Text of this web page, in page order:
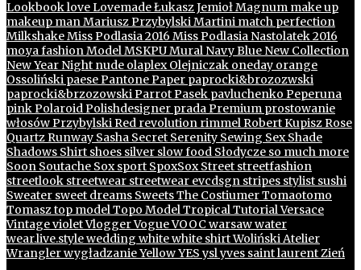
LookbookloveLovemadeŁukasz JemiołMagnum make up
makeup manMariusz PrzybylskiMartini match perfection
MilkshakeMiss Podlasia 2016 Miss Podlasia Nastolatek 2016
mo.ya fashionModelMSKPUMural Navy Blue New Collection
New Year Night nude olaplexOlejniczak oneday orange
Ossoliński paesePantonePaper paprocki&brozozwski
paprocki&brzozowskiParrotPasek pavluchenko Peperuna
pinkPolaroidPolishdesigner pradaPremium prostowanie
włosówPrzybylskiRed revolution rimmelRobert KupiszRose
QuartzRunway Sasha Secret Serenity Sewing SexShade
Shadows Shirt shoes silver slow food Słodycze so much more
Soon Soutache Soxsport SpoxSoxStreet streetfashion
streetlook streetwear streetwear evcdsgn stripes stylist sushi
Sweater sweet dreams SweetsThe CostiumerTomaotomo
Tomasztop modelTopo ModelTropicalTutorialVersace
VintagevioletVloggerVogueVOOC warsawwater
wear.live.stylewedding whitewhite shirtWoliński Atelier
WranglerwygładzanieYellowYESyslyves saint laurentZień